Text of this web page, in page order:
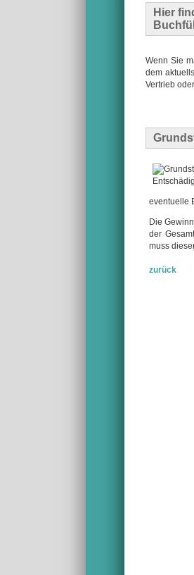
Hier
Wenn Sie
dem
Vertrieb
eventuelle
Die
der
muss
zurück